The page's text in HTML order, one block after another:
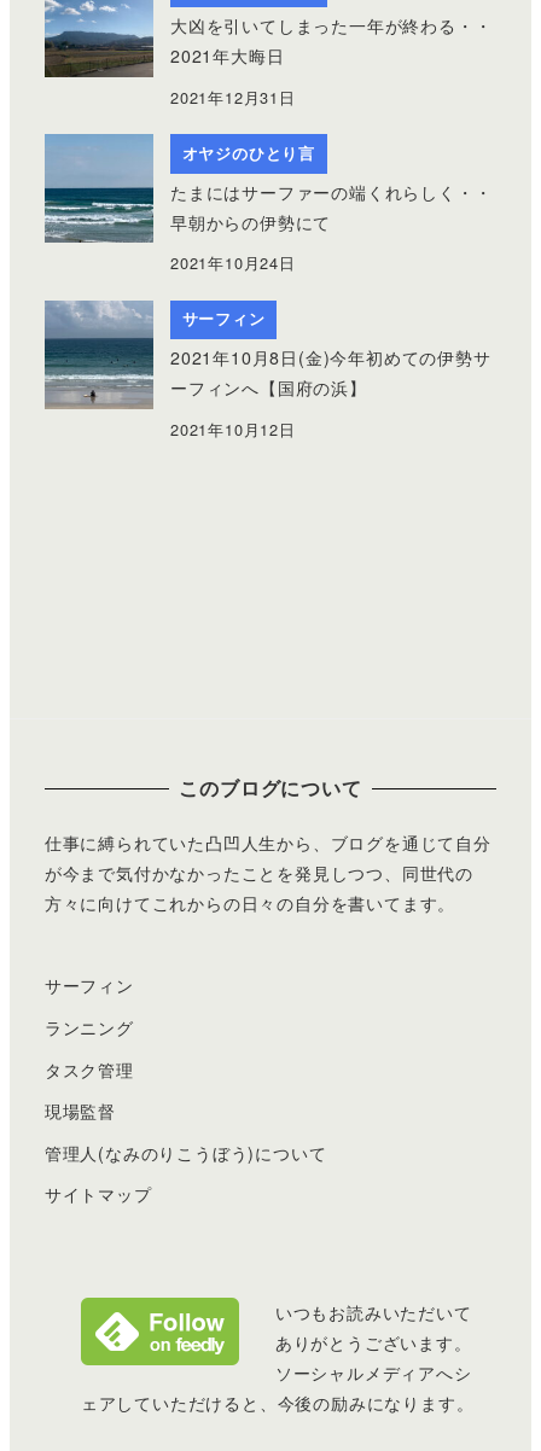
大凶を引いてしまった一年が終わる・・
2021年大晦日
2021年12月31日
オヤジのひとり言
たまにはサーファーの端くれらしく・・
早朝からの伊勢にて
2021年10月24日
サーフィン
2021年10月8日(金)今年初めての伊勢サ
ーフィンへ【国府の浜】
2021年10月12日
このブログについて
仕事に縛られていた凸凹人生から、ブログを通じて自分
が今まで気付かなかったことを発見しつつ、同世代の
方々に向けてこれからの日々の自分を書いてます。
サーフィン
ランニング
タスク管理
現場監督
管理人(なみのりこうぼう)について
サイトマップ
いつもお読みいただいて
ありがとうございます。
ソーシャルメディアへシ
ェアしていただけると、今後の励みになります。